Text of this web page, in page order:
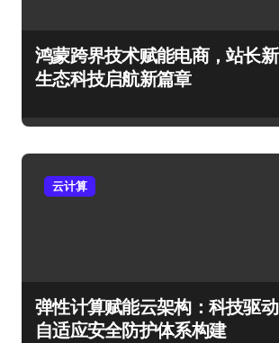
鸿蒙跨界技术赋能电商，站长新
生态科技启航新篇章
云计算
弹性计算赋能云架构：科技驱动
自适应安全防护体系构建